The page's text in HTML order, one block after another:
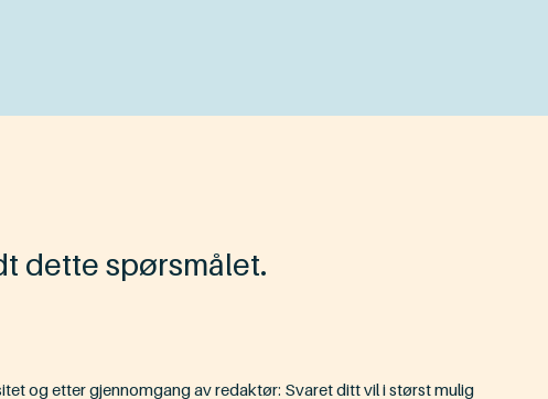
dette spørsmålet.
og etter gjennomgang av redaktør: Svaret ditt vil i størst mulig